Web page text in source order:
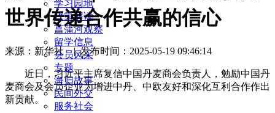
学习园地
政策解读
菖蒲河观察
留学信息
会员风采
专题
海归故事
民间外交
服务社会
世界传递合作共赢的信心
来源：新华社 |发布时间：2025-05-19 09:46:14
近日，习近平主席复信中国丹麦商会负责人，勉励中国丹
麦商会及会员企业为增进中丹、中欧友好和深化互利合作作出
新贡献。